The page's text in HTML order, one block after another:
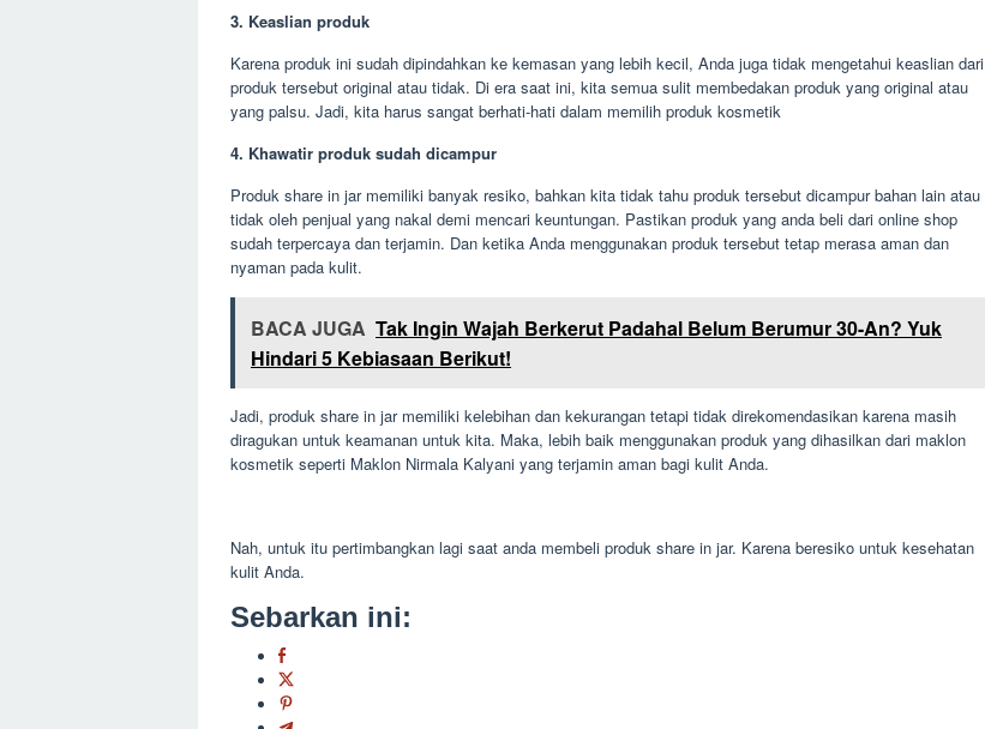
3. Keaslian produk
Karena produk ini sudah dipindahkan ke kemasan yang lebih kecil, Anda juga tidak mengetahui keaslian dari
produk tersebut original atau tidak. Di era saat ini, kita semua sulit membedakan produk yang original atau
yang palsu. Jadi, kita harus sangat berhati-hati dalam memilih produk kosmetik
4. Khawatir produk sudah dicampur
Produk share in jar memiliki banyak resiko, bahkan kita tidak tahu produk tersebut dicampur bahan lain atau
tidak oleh penjual yang nakal demi mencari keuntungan. Pastikan produk yang anda beli dari online shop
sudah terpercaya dan terjamin. Dan ketika Anda menggunakan produk tersebut tetap merasa aman dan
nyaman pada kulit.
BACA JUGA Tak Ingin Wajah Berkerut Padahal Belum Berumur 30-An? Yuk
Hindari 5 Kebiasaan Berikut!
Jadi, produk share in jar memiliki kelebihan dan kekurangan tetapi tidak direkomendasikan karena masih
diragukan untuk keamanan untuk kita. Maka, lebih baik menggunakan produk yang dihasilkan dari maklon
kosmetik seperti Maklon Nirmala Kalyani yang terjamin aman bagi kulit Anda.
Nah, untuk itu pertimbangkan lagi saat anda membeli produk share in jar. Karena beresiko untuk kesehatan
kulit Anda.
Sebarkan ini: